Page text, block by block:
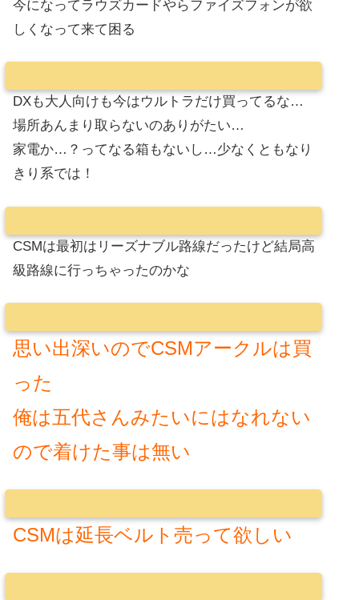
今になってラウズカードやらファイズフォンが欲
しくなって来て困る
DXも大人向けも今はウルトラだけ買ってるな…
場所あんまり取らないのありがたい…
家電か…？ってなる箱もないし…少なくともなり
きり系では！
CSMは最初はリーズナブル路線だったけど結局高
級路線に行っちゃったのかな
思い出深いのでCSMアークルは買
った
俺は五代さんみたいにはなれない
ので着けた事は無い
CSMは延長ベルト売って欲しい